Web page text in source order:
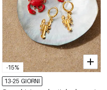
-15%
13-25 GIORNI